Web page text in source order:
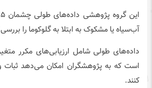
آب‌سیاه یا مشکوک به ابتلا به گلوکوما را
داده‌های طولی شامل ارزیابی‌های مکرر
است که به پژوهشگران امکان می‌دهد ثبات و
کنند.